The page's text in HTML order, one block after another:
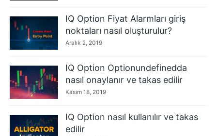
IQ Option Fiyat Alarmları giriş
noktaları nasıl oluşturulur?
Aralık 2, 2019
IQ Option Optionundefinedda
nasıl onaylanır ve takas edilir
Kasım 18, 2019
IQ Option nasıl kullanılır ve takas
edilir